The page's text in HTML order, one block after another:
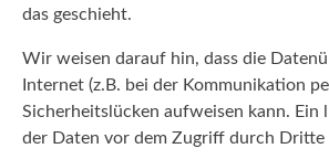
das geschieht.
Wir weisen darauf hin, dass die
Internet (z.B. bei der Kommunikation
Sicherheitslücken aufweisen kann. Ein
der Daten vor dem Zugriff durch